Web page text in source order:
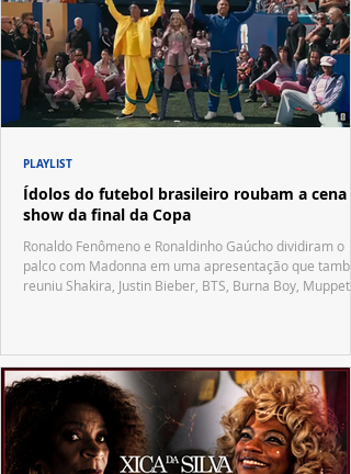
Ídolos do futebol brasileiro roubam a cena
show da final da Copa
Ronaldo Fenômeno e Ronaldinho Gaúcho dividiram o
palco com Madonna em uma apresentação que
reuniu Shakira, Justin Bieber, BTS, Burna Boy, Muppets,
PLAYLIST